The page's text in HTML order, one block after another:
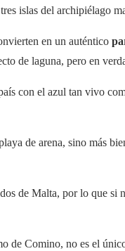
islas del archipiélago
en un auténtico
de laguna, pero en
con el azul tan vivo
de arena, sino más
de Malta, por lo que
de Comino, no es el